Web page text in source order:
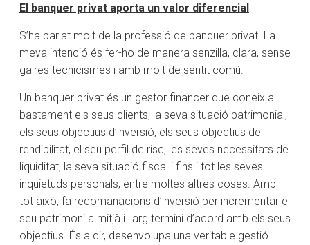
El banquer privat aporta un valor diferencial
S’ha parlat molt de la professió de banquer privat. La
meva intenció és fer-ho de manera senzilla, clara, sense
gaires tecnicismes i amb molt de sentit comú.
Un banquer privat és un gestor financer que coneix a
bastament els seus clients, la seva situació patrimonial,
els seus objectius d’inversió, els seus objectius de
rendibilitat, el seu perfil de risc, les seves necessitats de
liquiditat, la seva situació fiscal i fins i tot les seves
inquietuds personals, entre moltes altres coses. Amb
tot això, fa recomanacions d’inversió per incrementar el
seu patrimoni a mitjà i llarg termini d’acord amb els seus
objectius. És a dir, desenvolupa una veritable gestió